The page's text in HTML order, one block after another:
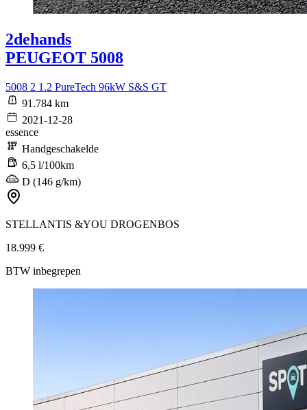
2dehands
PEUGEOT 5008
5008 2 1.2 PureTech 96kW S&S GT
91.784 km
2021-12-28
essence
Handgeschakelde
6,5 l/100km
D (146 g/km)
STELLANTIS &YOU DROGENBOS
18.999 €
BTW inbegrepen